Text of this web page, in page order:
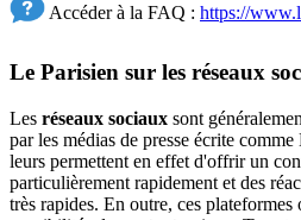
Accéder à la FAQ : https://
Le Parisien sur les réseaux
Les réseaux sociaux sont
par les médias de presse écrite
leurs permettent en effet d'offrir un
particulièrement rapidement et des
très rapides. En outre, ces